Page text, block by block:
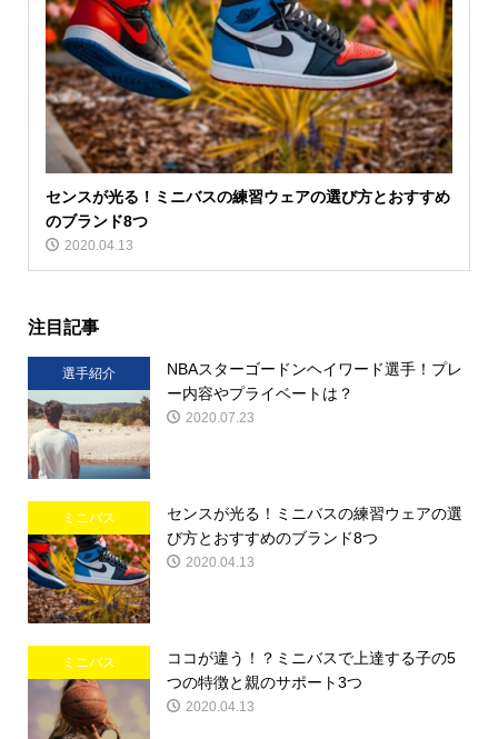
センスが光る！ミニバスの練習ウェアの選び方とおすすめ
のブランド8つ
2020.04.13
注目記事
選手紹介
NBAスターゴードンヘイワード選手！プレ
ー内容やプライベートは？
2020.07.23
ミニバス
センスが光る！ミニバスの練習ウェアの選
び方とおすすめのブランド8つ
2020.04.13
ミニバス
ココが違う！？ミニバスで上達する子の5
つの特徴と親のサポート3つ
2020.04.13